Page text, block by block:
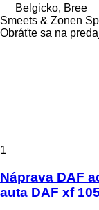
Belgicko, Bree
Smeets & Zonen
Obráťte sa na
1
Náprava DAF
auta DAF xf 105